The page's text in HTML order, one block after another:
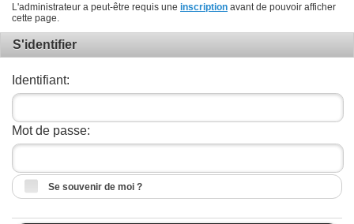
L'administrateur a peut-être requis une inscription avant de pouvoir afficher
cette page.
S'identifier
Identifiant:
Mot de passe:
Se souvenir de moi ?